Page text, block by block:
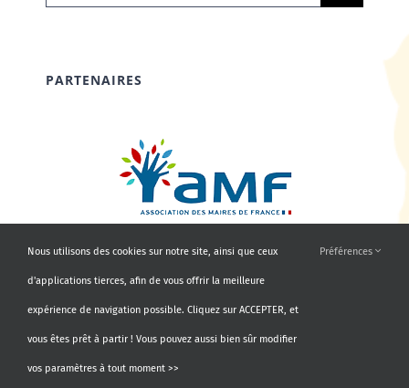
PARTENAIRES
Nous utilisons des cookies sur notre site, ainsi que ceux
d'applications tierces, afin de vous offrir la meilleure
expérience de navigation possible. Cliquez sur ACCEPTER, et
vous êtes prêt à partir ! Vous pouvez aussi bien sûr modifier
vos paramètres à tout moment >>
Préférences